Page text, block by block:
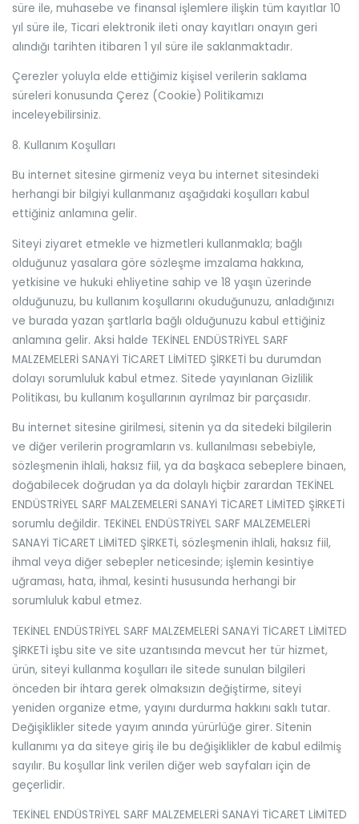
süre ile, muhasebe ve finansal işlemlere ilişkin tüm kayıtlar 10
yıl süre ile, Ticari elektronik ileti onay kayıtları onayın geri
alındığı tarihten itibaren 1 yıl süre ile saklanmaktadır.
Çerezler yoluyla elde ettiğimiz kişisel verilerin saklama
süreleri konusunda Çerez (Cookie) Politikamızı
inceleyebilirsiniz.
8. Kullanım Koşulları
Bu internet sitesine girmeniz veya bu internet sitesindeki
herhangi bir bilgiyi kullanmanız aşağıdaki koşulları kabul
ettiğiniz anlamına gelir.
Siteyi ziyaret etmekle ve hizmetleri kullanmakla; bağlı
olduğunuz yasalara göre sözleşme imzalama hakkına,
yetkisine ve hukuki ehliyetine sahip ve 18 yaşın üzerinde
olduğunuzu, bu kullanım koşullarını okuduğunuzu, anladığınızı
ve burada yazan şartlarla bağlı olduğunuzu kabul ettiğiniz
anlamına gelir. Aksi halde TEKİNEL ENDÜSTRİYEL SARF
MALZEMELERİ SANAYİ TİCARET LİMİTED ŞİRKETİ bu durumdan
dolayı sorumluluk kabul etmez. Sitede yayınlanan Gizlilik
Politikası, bu kullanım koşullarının ayrılmaz bir parçasıdır.
Bu internet sitesine girilmesi, sitenin ya da sitedeki bilgilerin
ve diğer verilerin programların vs. kullanılması sebebiyle,
sözleşmenin ihlali, haksız fiil, ya da başkaca sebeplere binaen,
doğabilecek doğrudan ya da dolaylı hiçbir zarardan TEKİNEL
ENDÜSTRİYEL SARF MALZEMELERİ SANAYİ TİCARET LİMİTED ŞİRKETİ
sorumlu değildir. TEKİNEL ENDÜSTRİYEL SARF MALZEMELERİ
SANAYİ TİCARET LİMİTED ŞİRKETİ, sözleşmenin ihlali, haksız fiil,
ihmal veya diğer sebepler neticesinde; işlemin kesintiye
uğraması, hata, ihmal, kesinti hususunda herhangi bir
sorumluluk kabul etmez.
TEKİNEL ENDÜSTRİYEL SARF MALZEMELERİ SANAYİ TİCARET LİMİTED
ŞİRKETİ işbu site ve site uzantısında mevcut her tür hizmet,
ürün, siteyi kullanma koşulları ile sitede sunulan bilgileri
önceden bir ihtara gerek olmaksızın değiştirme, siteyi
yeniden organize etme, yayını durdurma hakkını saklı tutar.
Değişiklikler sitede yayım anında yürürlüğe girer. Sitenin
kullanımı ya da siteye giriş ile bu değişiklikler de kabul edilmiş
sayılır. Bu koşullar link verilen diğer web sayfaları için de
geçerlidir.
TEKİNEL ENDÜSTRİYEL SARF MALZEMELERİ SANAYİ TİCARET LİMİTED